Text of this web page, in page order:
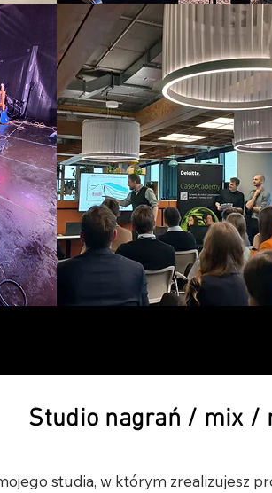
Studio nagrań / mix /
studia, w którym zrealizujesz